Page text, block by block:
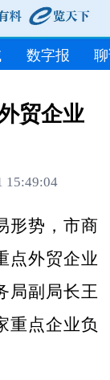
数字报
贸企业
势，市商
点外贸企业
局副局长王
重点企业负